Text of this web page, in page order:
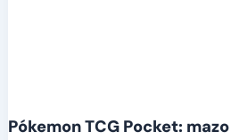
Pókemon TCG Pocket: